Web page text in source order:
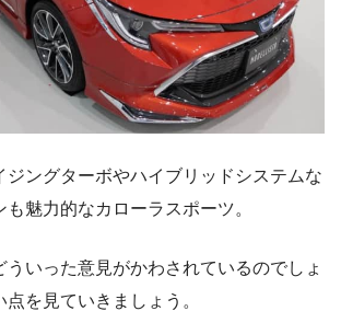
ジングターボやハイブリッドシステムな
魅力的なカローラスポーツ。
ういった意見がかわされているのでしょ
を見ていきましょう。